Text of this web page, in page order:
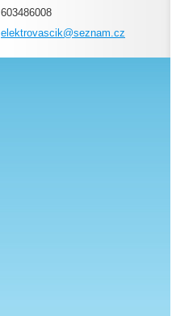
603486008
elektrovascik@seznam.cz